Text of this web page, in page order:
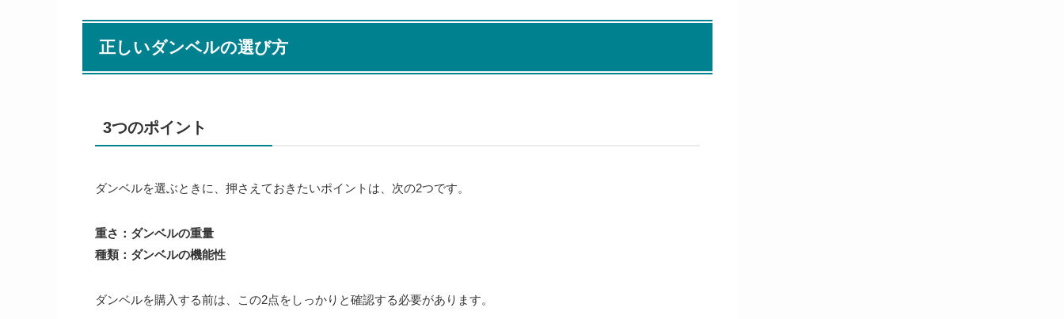
正しいダンベルの選び方
3つのポイント
ダンベルを選ぶときに、押さえておきたいポイントは、次の2つです。
重さ：ダンベルの重量
種類：ダンベルの機能性
ダンベルを購入する前は、この2点をしっかりと確認する必要があります。